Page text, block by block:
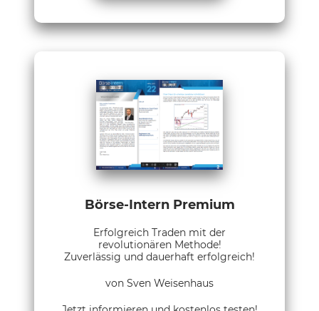
Börse-Intern Premium
Erfolgreich Traden mit der
revolutionären Methode!
Zuverlässig und dauerhaft erfolgreich!
von Sven Weisenhaus